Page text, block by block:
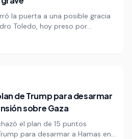
la puerta a una posible gracia
Toledo, hoy preso por
no existen condiciones para
según el ministro de
de Trump para desarmar
sobre Gaza
el plan de 15 puntos
para desarmar a Hamas en